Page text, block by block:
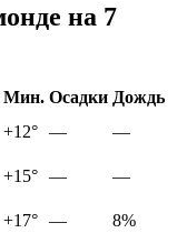
на 7
Мин. Осадки Дождь
+12° —
—
+15° —
—
+17° —
8%